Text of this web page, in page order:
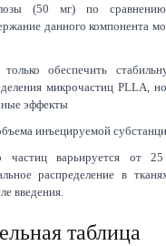
(50 мг) по
данного компонента
обеспечить
микрочастиц PLLA,
эффекты
инъецируемой
частиц варьируется от
распределение в
введения.
таблица